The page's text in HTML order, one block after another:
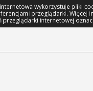
wykorzystuje pliki
przeglądarki. Więcej
internetowej